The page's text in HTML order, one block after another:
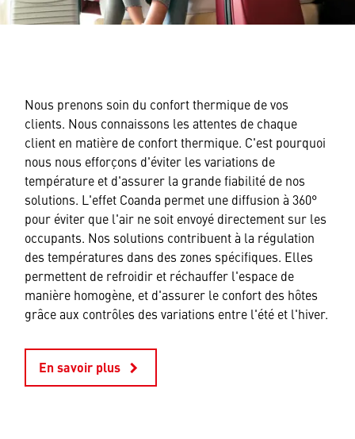
Nous prenons soin du confort thermique de vos
clients. Nous connaissons les attentes de chaque
client en matière de confort thermique. C'est pourquoi
nous nous efforçons d'éviter les variations de
température et d'assurer la grande fiabilité de nos
solutions. L'effet Coanda permet une diffusion à 360°
pour éviter que l'air ne soit envoyé directement sur les
occupants. Nos solutions contribuent à la régulation
des températures dans des zones spécifiques. Elles
permettent de refroidir et réchauffer l'espace de
manière homogène, et d'assurer le confort des hôtes
grâce aux contrôles des variations entre l'été et l'hiver.
En savoir plus keyboard_arrow_right